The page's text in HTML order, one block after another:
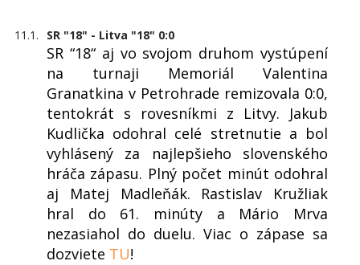
11.1. SR "18" - Litva "18" 0:0
SR “18“ aj vo svojom druhom vystúpení
na turnaji Memoriál Valentina
Granatkina v Petrohrade remizovala 0:0,
tentokrát s rovesníkmi z Litvy. Jakub
Kudlička odohral celé stretnutie a bol
vyhlásený za najlepšieho slovenského
hráča zápasu. Plný počet minút odohral
aj Matej Madleňák. Rastislav Kružliak
hral do 61. minúty a Mário Mrva
nezasiahol do duelu. Viac o zápase sa
dozviete TU!